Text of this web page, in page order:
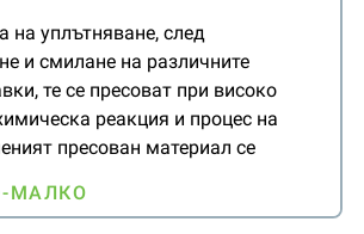
в диапазон на pH, където
са достъпни за
на уплътняване, след
и смилане на различните
те се пресоват при високо
реакция и процес на
пресован материал се
и градиране. Последният
МАЛКО